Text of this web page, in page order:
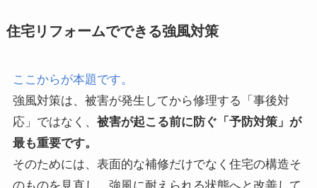
住宅リフォームでできる強風対策
ここからが本題です。
強風対策は、被害が発生してから修理する「事後対
応」ではなく、 被害が起こる前に防ぐ「予防対策」が
最も重要です。
そのためには、表面的な補修だけでなく住宅の構造そ